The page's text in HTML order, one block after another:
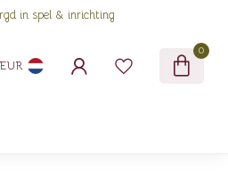
in spel & inrichting
EUR
0